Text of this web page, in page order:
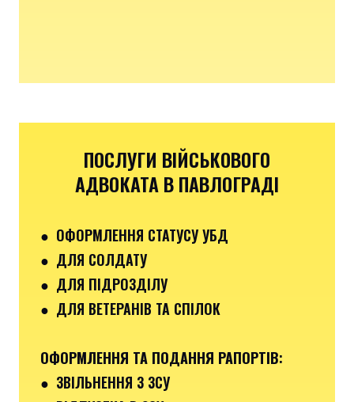
ПОСЛУГИ ВІЙСЬКОВОГО
АДВОКАТА В ПАВЛОГРАДІ
● ОФОРМЛЕННЯ СТАТУСУ УБД
● ДЛЯ СОЛДАТУ
● ДЛЯ ПІДРОЗДІЛУ
● ДЛЯ ВЕТЕРАНІВ ТА СПІЛОК
ОФОРМЛЕННЯ ТА ПОДАННЯ РАПОРТІВ:
● ЗВІЛЬНЕННЯ З ЗСУ